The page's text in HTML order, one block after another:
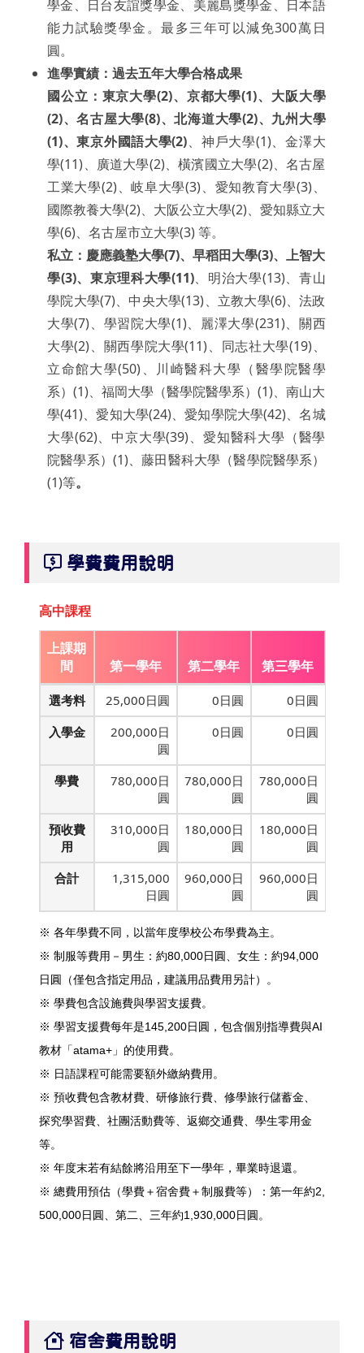
學金、日台友誼獎學金、美麗島獎學金、日本語
能力試驗獎學金。最多三年可以減免300萬日
圓。
進學實績：過去五年大學合格成果
國公立：東京大學(2)、京都大學(1)、大阪大學
(2)、名古屋大學(8)、北海道大學(2)、九州大學
(1)、東京外國語大學(2)、神戶大學(1)、金澤大
學(11)、廣道大學(2)、橫濱國立大學(2)、名古屋
工業大學(2)、岐阜大學(3)、愛知教育大學(3)、
國際教養大學(2)、大阪公立大學(2)、愛知縣立大
學(6)、名古屋市立大學(3) 等。
私立：慶應義塾大學(7)、早稻田大學(3)、上智大
學(3)、東京理科大學(11)、明治大學(13)、青山
學院大學(7)、中央大學(13)、立教大學(6)、法政
大學(7)、學習院大學(1)、麗澤大學(231)、關西
大學(2)、關西學院大學(11)、同志社大學(19)、
立命館大學(50)、川崎醫科大學（醫學院醫學
系）(1)、福岡大學（醫學院醫學系）(1)、南山大
學(41)、愛知大學(24)、愛知學院大學(42)、名城
大學(62)、中京大學(39)、愛知醫科大學（醫學
院醫學系）(1)、藤田醫科大學（醫學院醫學系）
(1)等。
學費費用說明
高中課程
上課期
間
第一學年 第二學年 第三學年
選考料 25,000日圓 0日圓
0日圓
入學金
200,000日
圓
0日圓 0日圓
學費
780,000日
圓
780,000日
圓
780,000日
圓
預收費
用
310,000日
圓
180,000日
圓
180,000日
圓
合計
1,315,000
日圓
960,000日
圓
960,000日
圓
※ 各年學費不同，以當年度學校公布學費為主。
※ 制服等費用－男生：約80,000日圓、女生：約94,000
日圓（僅包含指定用品，建議用品費用另計）。
※ 學費包含設施費與學習支援費。
※ 學習支援費每年是145,200日圓，包含個別指導費與AI
教材「atama+」的使用費。
※ 日語課程可能需要額外繳納費用。
※ 預收費包含教材費、研修旅行費、修學旅行儲蓄金、
探究學習費、社團活動費等、返鄉交通費、學生零用金
等。
※ 年度末若有結餘將沿用至下一學年，畢業時退還。
※ 總費用預估（學費＋宿舍費＋制服費等）：第一年約2,
500,000日圓、第二、三年約1,930,000日圓。
宿舍費用說明